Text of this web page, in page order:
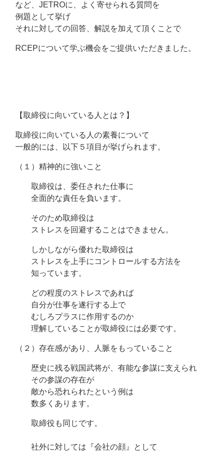
など、JETROに、よく寄せられる質問を
例題として挙げ
それに対しての回答、解説を加えて頂くことで
RCEPについて学ぶ機会をご提供いただきました。
【取締役に向いている人とは？】
取締役に向いている人の素養について
一般的には、以下５項目が挙げられます。
（１）精神的に強いこと
取締役は、委任された仕事に
全面的な責任を負います。
そのため取締役は
ストレスを回避することはできません。
しかしながら優れた取締役は
ストレスを上手にコントロールする方法を
知っています。
どの程度のストレスであれば
自分が仕事を遂行する上で
むしろプラスに作用するのか
理解していることが取締役には必要です。
（２）存在感があり、人脈をもっていること
歴史に残る戦国武将が、有能な参謀に支えられ
その参謀の存在が
敵から恐れられたという例は
数多くあります。
取締役も同じです。
社外に対しては『会社の顔』として